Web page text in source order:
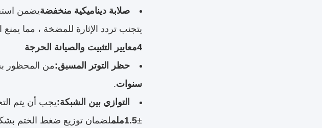
صلابة ديناميكية منخفضةيضمن
يتجنب تردد الإثارة للمضخة ، مما يمنع
4معايير التثبيت والصيانة الحرجة
حظر التوتر المسبق:من المحظور
سنوات.
التوازي بين الشبكة:يجب أن يتم
±1.5ملم
لضمان توزيع ضغط الختم